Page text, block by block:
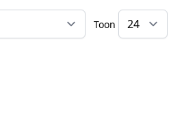
Sorteer op
Toon